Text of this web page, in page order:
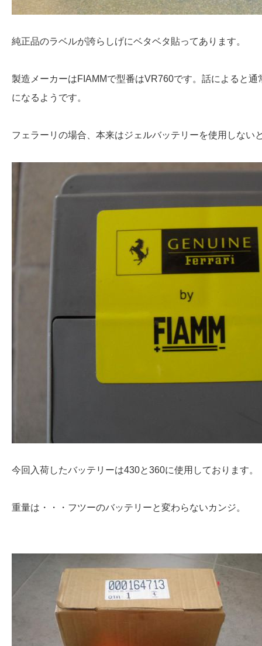
純正品のラベルが誇らしげにベタベタ貼ってあります。
製造メーカーはFIAMMで型番はVR760です。話によると
になるようです。
フェラーリの場合、本来はジェルバッテリーを使用しない
今回入荷したバッテリーは430と360に使用しております。
重量は・・・フツーのバッテリーと変わらないカンジ。